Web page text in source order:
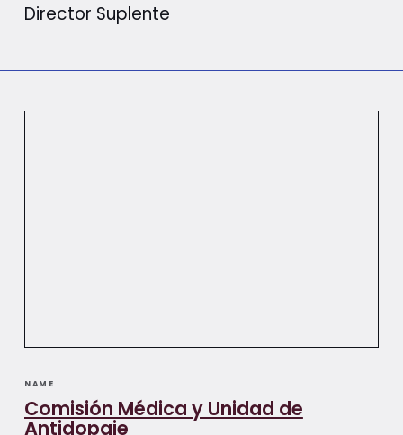
Director Suplente
NAME
Comisión Médica y Unidad de
Antidopaje